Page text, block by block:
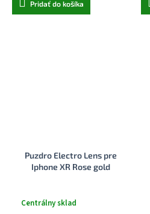
Pridať do košíka
Puzdro Electro Lens pre
Iphone XR Rose gold
Centrálny sklad